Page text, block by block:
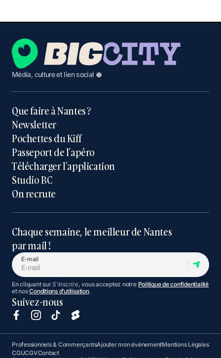
Média, culture et lien social 🥥
Que faire à Nantes ?
Newsletter
Pochettes du Kiff
Passeport de l’apéro
Télécharger l’application
Studio BC
On recrute
Chaque semaine, le meilleur de Nantes
par mail !
E-mail
En cliquant surS'inscrire, vous acceptez notre Politique de confidentialité
et nosConditions d’utilisation.
Suivez-nous
Professionnels & CommerçantsAjouter mon événementMentions Légales
CGUCGVContact